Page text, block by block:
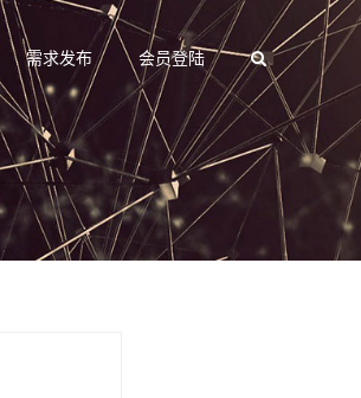
需求发布 会员登陆